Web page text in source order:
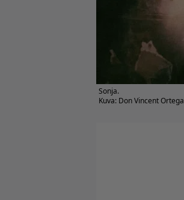
Sonja.
Kuva: Don Vincent Ortega